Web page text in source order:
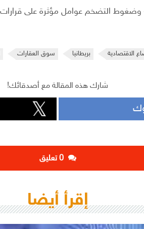
وضغوط التضخم عوامل مؤثرة على
الاقتصادية بريطانيا سوق العقارات
شارك هذه المقالة مع أصدقائك!
‫0 تعليق
إقرأ أيضا